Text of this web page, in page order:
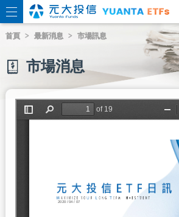
首頁 最新消息 市場訊息
市場消息